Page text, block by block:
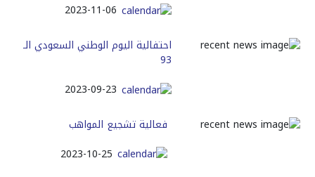
2023-11-06
احتفالية اليوم الوطني السعودي الـ
93
2023-09-23
فعالية تشجيع المواهب
2023-10-25